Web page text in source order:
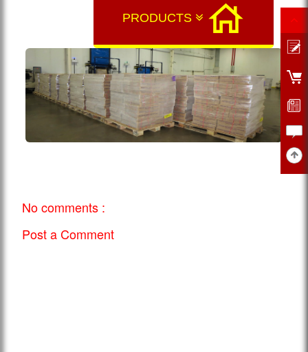
PRODUCTS
No comments :
Post a Comment